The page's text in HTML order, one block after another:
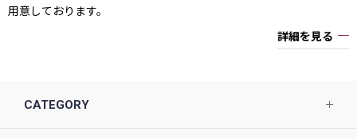
用意しております。
詳細を見る
CATEGORY